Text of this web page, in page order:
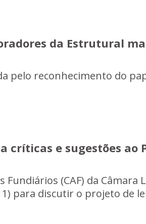
da Estrutural
pelo reconhecimento do
críticas e sugestões ao
Fundiários (CAF) da
para discutir o projeto de